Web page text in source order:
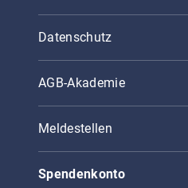
Datenschutz
AGB-Akademie
Meldestellen
Spendenkonto